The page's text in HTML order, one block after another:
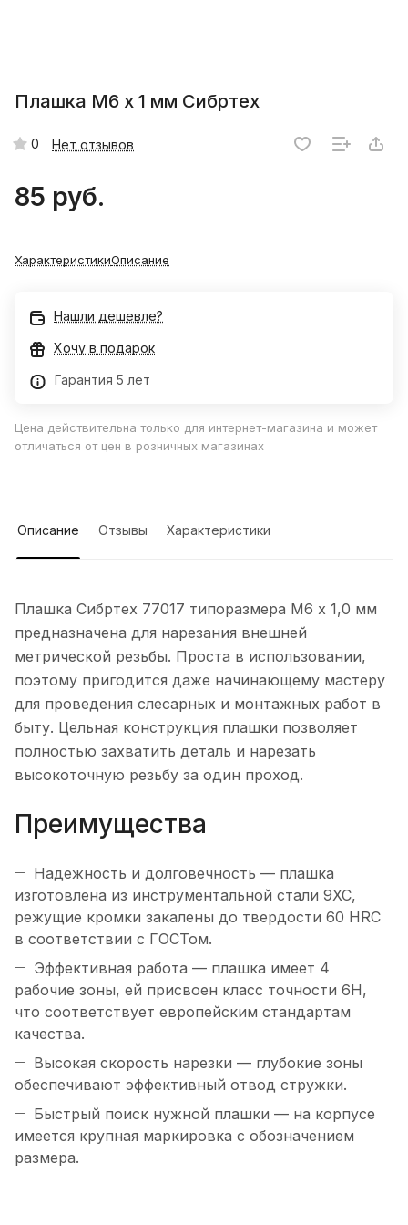
Плашка М6 х 1 мм Сибртех
0 Нет отзывов
85 руб.
ХарактеристикиОписание
Нашли дешевле?
Хочу в подарок
Гарантия 5 лет
Цена действительна только для интернет-магазина и может
отличаться от цен в розничных магазинах
Описание Отзывы Характеристики
Плашка Сибртех 77017 типоразмера М6 х 1,0 мм
предназначена для нарезания внешней
метрической резьбы. Проста в использовании,
поэтому пригодится даже начинающему мастеру
для проведения слесарных и монтажных работ в
быту. Цельная конструкция плашки позволяет
полностью захватить деталь и нарезать
высокоточную резьбу за один проход.
Преимущества
Надежность и долговечность — плашка
изготовлена из инструментальной стали 9XC,
режущие кромки закалены до твердости 60 HRC
в соответствии с ГОСТом.
Эффективная работа — плашка имеет 4
рабочие зоны, ей присвоен класс точности 6H,
что соответствует европейским стандартам
качества.
Высокая скорость нарезки — глубокие зоны
обеспечивают эффективный отвод стружки.
Быстрый поиск нужной плашки — на корпусе
имеется крупная маркировка с обозначением
размера.